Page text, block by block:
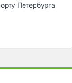
Петербурга